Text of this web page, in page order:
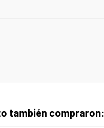
también compraron: